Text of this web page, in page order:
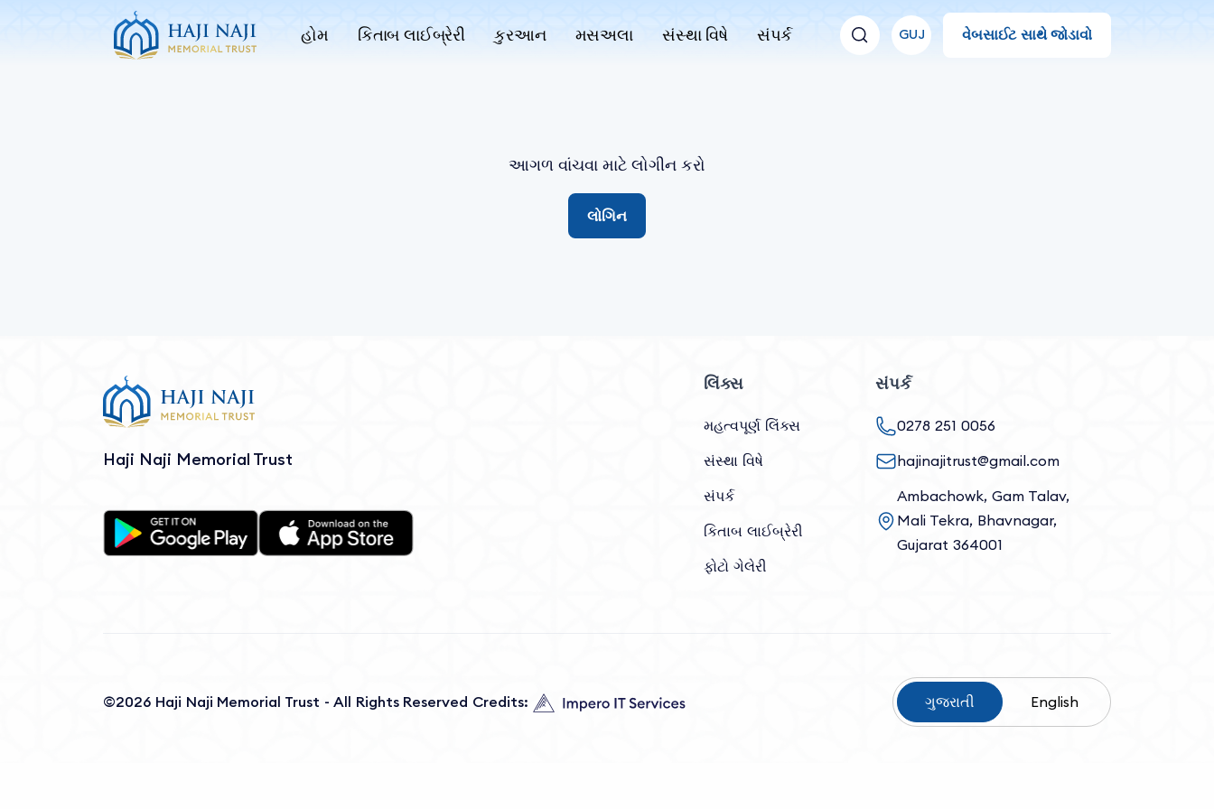
હોમ કિતાબ લાઈબ્રેરી કુરઆન મસઅલા સંસ્થા વિષે સંપર્ક GUJ વેબસાઈટ સાથે જોડાવો
આગળ વાંચવા માટે લોગીન કરો
લોગિન
Haji Naji Memorial Trust
લિંક્સ
મહત્વપૂર્ણ લિંક્સ
સંસ્થા વિષે
સંપર્ક
કિતાબ લાઈબ્રેરી
ફોટો ગેલેરી
સંપર્ક
0278 251 0056
hajinajitrust@gmail.com
Ambachowk, Gam Talav,
Mali Tekra, Bhavnagar,
Gujarat 364001
©2026 Haji Naji Memorial Trust - All Rights Reserved Credits: ગુજરાતી English